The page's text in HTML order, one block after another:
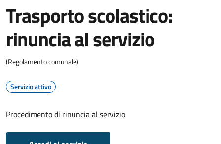
Trasporto scolastico:
rinuncia al servizio
(Regolamento comunale)
Servizio attivo
Procedimento di rinuncia al servizio